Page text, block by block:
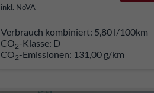
inkl. NoVA
Verbrauch kombiniert: 5,80 l/100km
CO2-Klasse: D
CO2-Emissionen: 131,00 g/km